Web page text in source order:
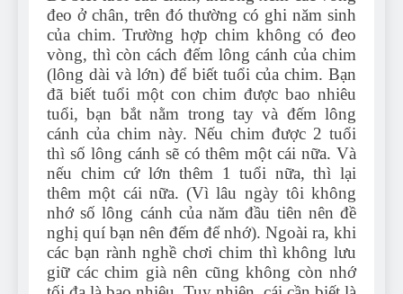
đeo ở chân, trên đó thường có ghi năm sinh
của chim. Trường hợp chim không có đeo
vòng, thì còn cách đếm lông cánh của chim
(lông dài và lớn) để biết tuổi của chim. Bạn
đã biết tuổi một con chim được bao nhiêu
tuổi, bạn bắt nằm trong tay và đếm lông
cánh của chim này. Nếu chim được 2 tuổi
thì số lông cánh sẽ có thêm một cái nữa. Và
nếu chim cứ lớn thêm 1 tuổi nữa, thì lại
thêm một cái nữa. (Vì lâu ngày tôi không
nhớ số lông cánh của năm đầu tiên nên đề
nghị quí bạn nên đếm để nhớ). Ngoài ra, khi
các bạn rành nghề chơi chim thì không lưu
giữ các chim già nên cũng không còn nhớ